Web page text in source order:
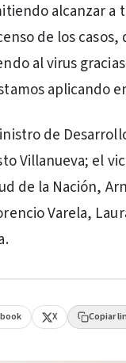
alcanzar a
de los
al virus
aplicando
de
Villanueva; el
de la Nación,
Varela,
X Copiar